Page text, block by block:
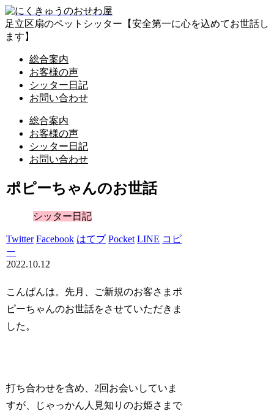
足立区扇のペットシッター【安全第一に心を込めてお世話し
ます】
総合案内
お客様の声
シッター日記
お問い合わせ
総合案内
お客様の声
シッター日記
お問い合わせ
ポピーちゃんのお世話
シッター日記
Twitter Facebook はてブ Pocket LINE コピ
ー
2022.10.12
こんばんは。先月、ご新規のお客さまポ
ピーちゃんのお世話をさせていただきま
した。
打ち合わせを含め、2回お会いしていま
すが、じゃっかん人見知りのお姫さまで